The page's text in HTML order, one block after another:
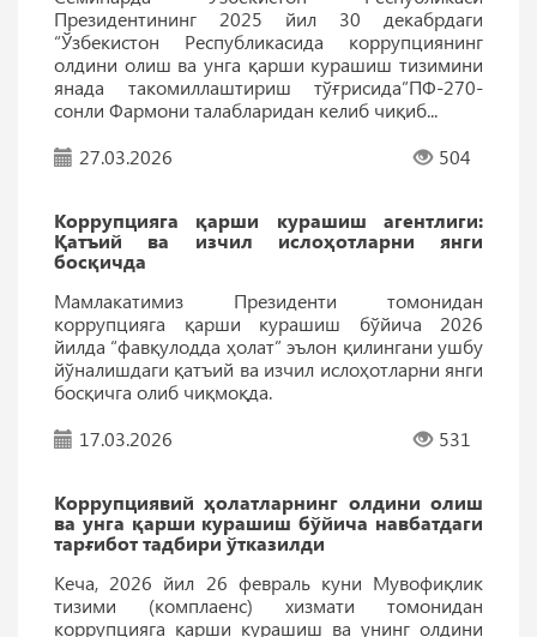
Президентининг 2025 йил 30 декабрдаги
“Ўзбекистон Республикасида коррупциянинг
олдини олиш ва унга қарши курашиш тизимини
янада такомиллаштириш тўғрисида”ПФ-270-
сонли Фармони талабларидан келиб чиқиб...
27.03.2026
504
Коррупцияга қарши курашиш агентлиги:
Қатъий ва изчил ислоҳотларни янги
босқичда
Мамлакатимиз Президенти томонидан
коррупцияга қарши курашиш бўйича 2026
йилда “фавқулодда ҳолат” эълон қилингани ушбу
йўналишдаги қатъий ва изчил ислоҳотларни янги
босқичга олиб чиқмоқда.
17.03.2026
531
Коррупциявий ҳолатларнинг олдини олиш
ва унга қарши курашиш бўйича навбатдаги
тарғибот тадбири ўтказилди
Кеча, 2026 йил 26 февраль куни Мувофиқлик
тизими (комплаенс) хизмати томонидан
коррупцияга қарши курашиш ва унинг олдини